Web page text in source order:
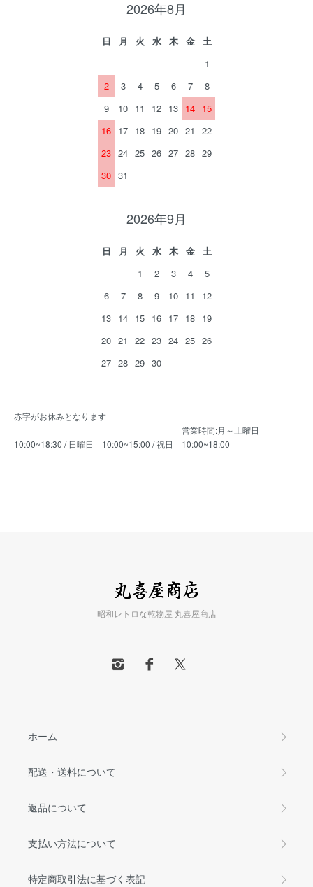
2026年8月
日 月 火 水 木 金
土
1
2
3 4 5 6 7
8
9
10 11 12 13 14 15
16 17 18 19 20 21
22
23 24 25 26 27 28 29
30 31
2026年9月
日 月 火 水 木 金
土
1
2 3 4
5
6
7 8 9 10 11
12
13 14 15 16 17 18 19
20 21 22 23 24 25 26
27 28 29 30
赤字がお休みとなります
営業時間:月～土曜日
10:00~18:30 / 日曜日 10:00~15:00 / 祝日 10:00~18:00
昭和レトロな乾物屋 丸喜屋商店
ホーム
配送・送料について
返品について
支払い方法について
特定商取引法に基づく表記